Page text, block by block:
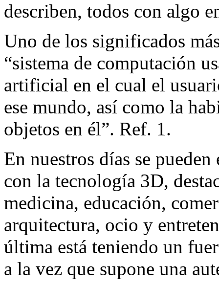
describen, todos con algo
Uno de los significados
“sistema de computación
artificial en el cual el
ese mundo, así como la
objetos en él”. Ref. 1.
En nuestros días se
con la tecnología 3D,
medicina, educación,
arquitectura, ocio y
última está teniendo un
a la vez que supone una